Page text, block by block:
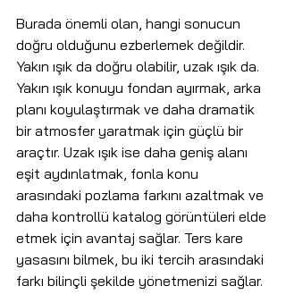
Burada önemli olan, hangi sonucun
doğru olduğunu ezberlemek değildir.
Yakın ışık da doğru olabilir, uzak ışık da.
Yakın ışık konuyu fondan ayırmak, arka
planı koyulaştırmak ve daha dramatik
bir atmosfer yaratmak için güçlü bir
araçtır. Uzak ışık ise daha geniş alanı
eşit aydınlatmak, fonla konu
arasındaki pozlama farkını azaltmak ve
daha kontrollü katalog görüntüleri elde
etmek için avantaj sağlar. Ters kare
yasasını bilmek, bu iki tercih arasındaki
farkı bilinçli şekilde yönetmenizi sağlar.